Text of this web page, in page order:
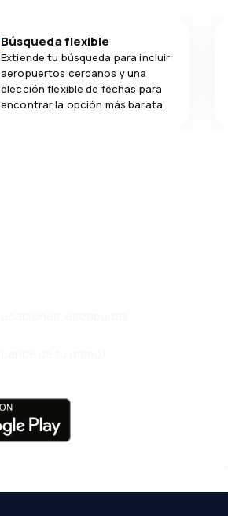
Búsqueda flexible
Extiende tu búsqueda para incluir
aeropuertos cercanos y una
elección flexible de fechas para
encontrar la opción más barata.